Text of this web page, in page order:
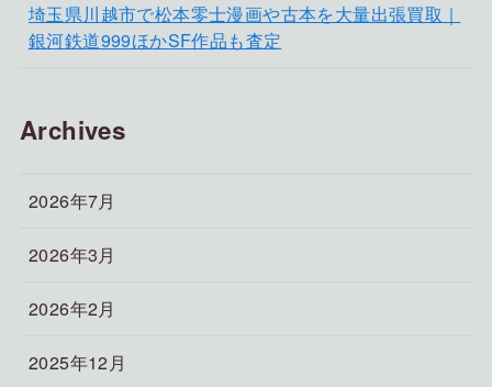
埼玉県川越市で松本零士漫画や古本を大量出張買取｜
銀河鉄道999ほかSF作品も査定
Archives
2026年7月
2026年3月
2026年2月
2025年12月